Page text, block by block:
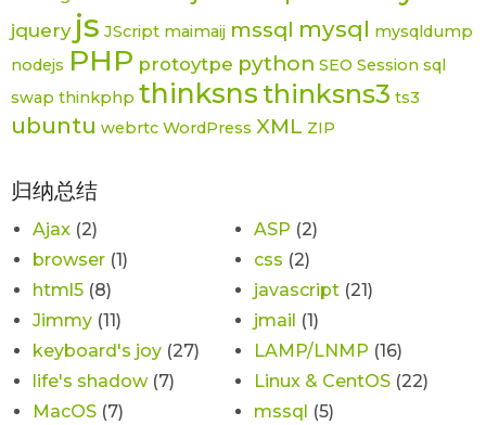
jquery js JScript maimaij mssql mysql mysqldump
nodejs PHP protoytpe python SEO Session sql
swap thinkphp thinksns thinksns3 ts3
ubuntu webrtc WordPress XML ZIP
归纳总结
Ajax (2) ASP (2)
browser (1) css (2)
html5 (8) javascript (21)
Jimmy (11) jmail (1)
keyboard's joy (27) LAMP/LNMP (16)
life's shadow(7) Linux & CentOS (22)
MacOS (7) mssql (5)